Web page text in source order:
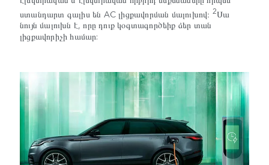
ստանդարտ գալիս են AC լիցքավորման մալուխով։ 2Սա
նույն մալուխն է, որը դուք կօգտագործեիք ձեր տան
լիցքավորիչի համար: